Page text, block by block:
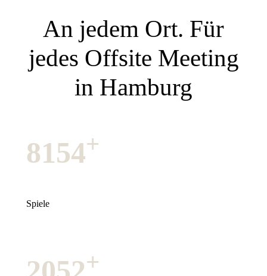
An jedem Ort. Für
jedes Offsite Meeting
in Hamburg
8154+
Spiele
+